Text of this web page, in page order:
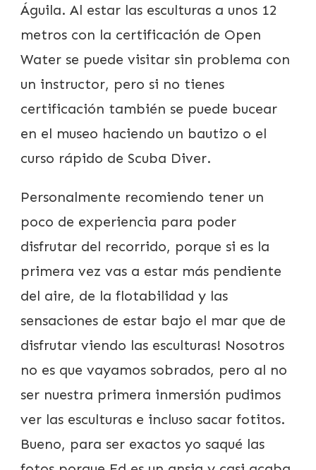
Águila. Al estar las esculturas a unos 12
metros con la certificación de Open
Water se puede visitar sin problema con
un instructor, pero si no tienes
certificación también se puede bucear
en el museo haciendo un bautizo o el
curso rápido de Scuba Diver.
Personalmente recomiendo tener un
poco de experiencia para poder
disfrutar del recorrido, porque si es la
primera vez vas a estar más pendiente
del aire, de la flotabilidad y las
sensaciones de estar bajo el mar que de
disfrutar viendo las esculturas! Nosotros
no es que vayamos sobrados, pero al no
ser nuestra primera inmersión pudimos
ver las esculturas e incluso sacar fotitos.
Bueno, para ser exactos yo saqué las